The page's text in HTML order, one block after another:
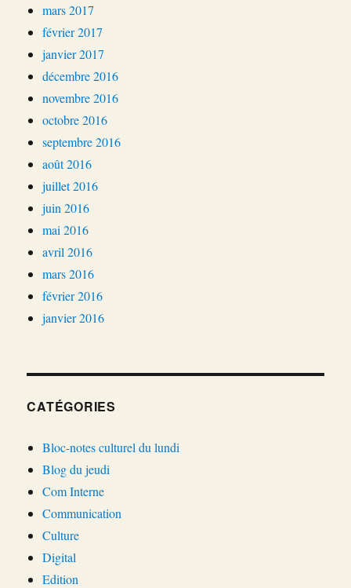
mars 2017
février 2017
janvier 2017
décembre 2016
novembre 2016
octobre 2016
septembre 2016
août 2016
juillet 2016
juin 2016
mai 2016
avril 2016
mars 2016
février 2016
janvier 2016
CATÉGORIES
Bloc-notes culturel du lundi
Blog du jeudi
Com Interne
Communication
Culture
Digital
Edition